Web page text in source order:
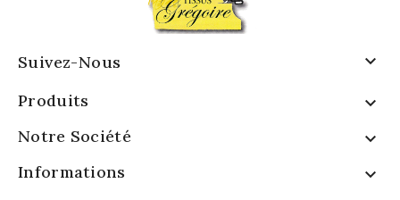
Suivez-Nous 
Produits 
Notre Société 
Informations 